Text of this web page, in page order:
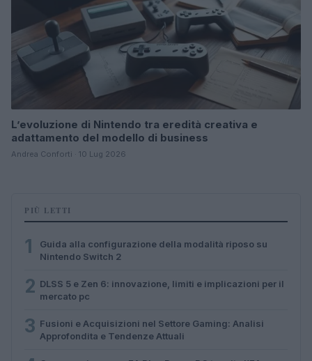
L’evoluzione di Nintendo tra eredità creativa e
adattamento del modello di business
Andrea Conforti · 10 Lug 2026
PIÙ LETTI
1
Guida alla configurazione della modalità riposo su
Nintendo Switch 2
2 DLSS 5 e Zen 6: innovazione, limiti e implicazioni per il
mercato pc
3 Fusioni e Acquisizioni nel Settore Gaming: Analisi
Approfondita e Tendenze Attuali